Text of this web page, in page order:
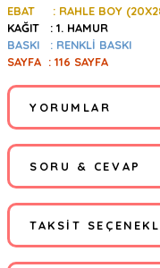
EBAT : RAHLE BOY (
KAĞIT : 1. HAMUR
BASKI : RENKLİ BASKI
SAYFA : 116 SAYFA
YORUMLAR
Bu
SORU & CEVAP
Ürün
TAKSIT